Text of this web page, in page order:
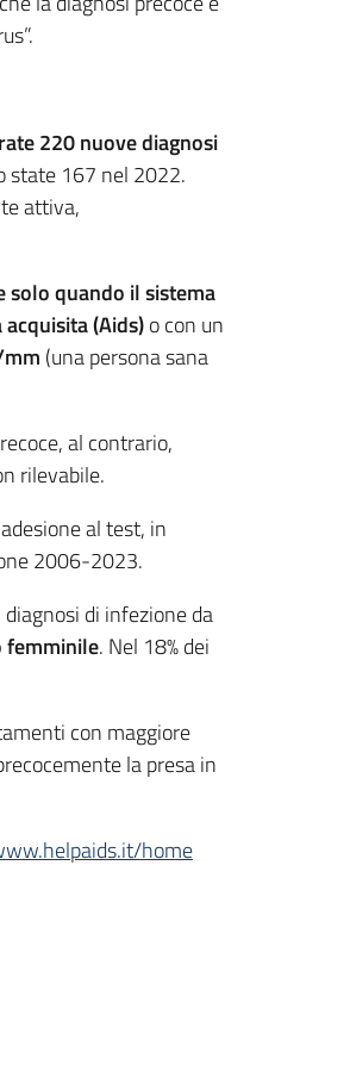
220 nuove diagnosi
state 167 nel 2022.
attiva,
solo quando il sistema
(Aids)o con un
(una persona sana
al contrario,
rilevabile.
al test, in
2006-2023.
diagnosi di infezione da
femminile. Nel 18% dei
con maggiore
la presa in
home